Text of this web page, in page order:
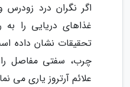
اگر نگران درد
غذاهای دریایی را
تحقیقات نشان داده
چرب، سفتی مفاصل
علائم آرتروز یاری می